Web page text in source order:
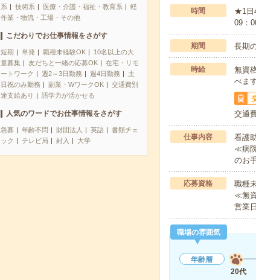
系
技術系 医療・介護・福祉・教育系
軽
作業・物流・工場・その他
こだわりでお仕事情報をさがす
短期 単発 職種未経験OK
10名以上の大
量募集
友だちと一緒の応募OK
在宅・リモ
ートワーク
週2～3日勤務 週4日勤務
土
日祝のみ勤務
副業・WワークOK
交通費別
途支給あり
語学力が活かせる
人気のワードでお仕事情報をさがす
急募 年齢不問 財団法人 英語
書類チェ
ック
テレビ局 封入 大学
時間
★1日
09：
期間 長期
時給
無資
べま
交通
仕事内容
看護
≪病
のお
応募資格
職種
≪無
営業
職場の雰囲気
年齢層
20代